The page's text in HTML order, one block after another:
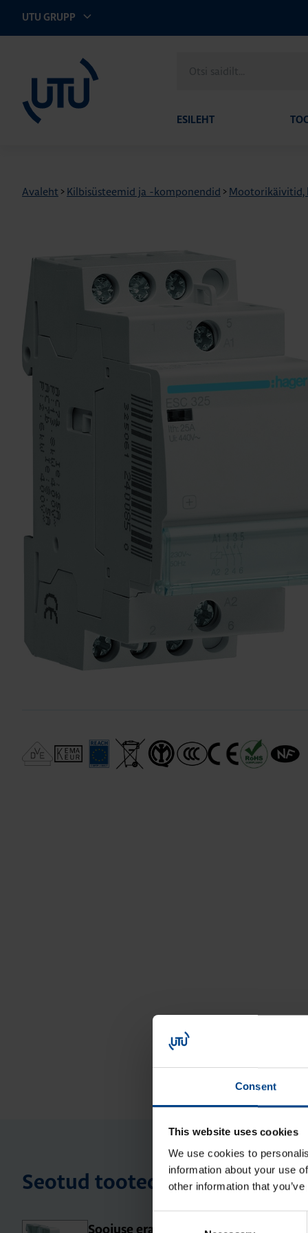
Consent
This website uses cookies
We use cookies to
information about your use
other information that
UTU GRUPP
saidilt
ESILEHT
Avaleht > Kilbisüsteemid ja -komponendid > Mootorikäivitid,
Seotud tooted
Soo­juse eral­daja, 0.5 moo­du­lit